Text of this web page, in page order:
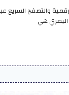
والتصفح السريع
البصري هي